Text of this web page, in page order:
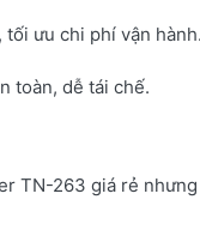
ưu chi phí vận hành.
toàn, dễ tái chế.
TN-263 giá rẻ